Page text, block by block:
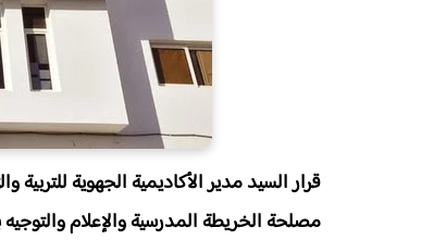
قرار السيد مدير الأكاديمية الجهوية
مصلحة الخريطة المدرسية والإعلام والتوجيه